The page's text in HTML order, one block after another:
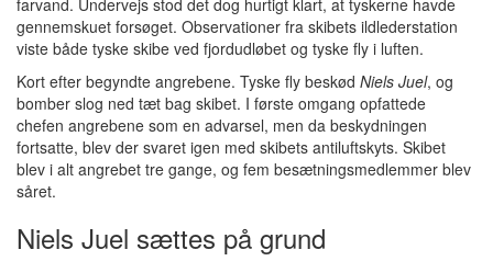
gennemskuet forsøget. Observationer fra skibets ildlederstation
viste både tyske skibe ved fjordudløbet og tyske fly i luften.
Kort efter begyndte angrebene. Tyske fly beskød Niels Juel, og
bomber slog ned tæt bag skibet. I første omgang opfattede
chefen angrebene som en advarsel, men da beskydningen
fortsatte, blev der svaret igen med skibets antiluftskyts. Skibet
blev i alt angrebet tre gange, og fem besætningsmedlemmer blev
såret.
Niels Juel sættes på grund